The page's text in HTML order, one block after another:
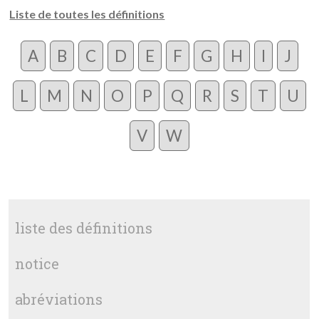
Liste de toutes les définitions
A B C D E F G H I J
L M N O P Q R S T U
V W
liste des définitions
notice
abréviations